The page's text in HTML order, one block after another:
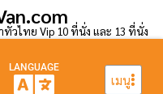
ทั่วไทย Vip 10 ที่นั่ง และ 13 ที่นั่ง
เมนู
LANGUAGE